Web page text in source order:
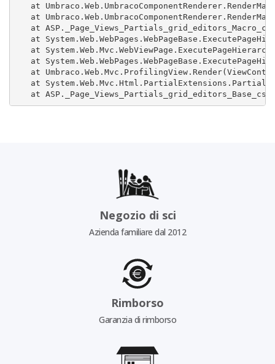
at
at
at
at
at
at
at
at
at
Negozio di sci
Azienda familiare dal 2012
Rimborso
Garanzia di rimborso